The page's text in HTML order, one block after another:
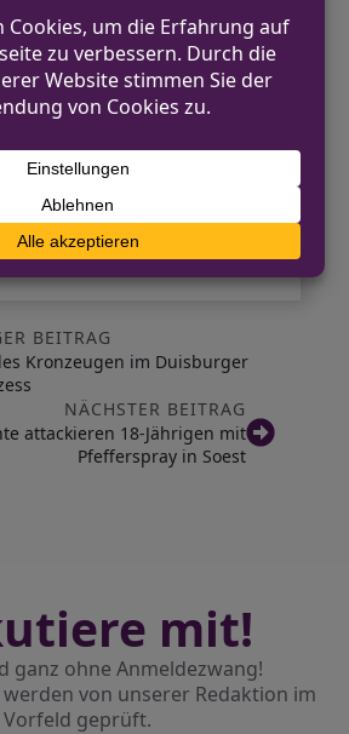
Das
erforderlich, weil viele
Lebensgefahr, die vom
im Rhein ausgeht, nicht
appelliert an alle Bürger,
Rhein zu vermeiden und
das Verbot kontrolliert
BEITRAG
Kronzeugen im Duisburger
NÄCHSTER BEITRAG
attackieren 18-Jährigen mit
Pfefferspray in Soest
mit!
ganz ohne Anmeldezwang!
von unserer Redaktion im
Vorfeld geprüft.